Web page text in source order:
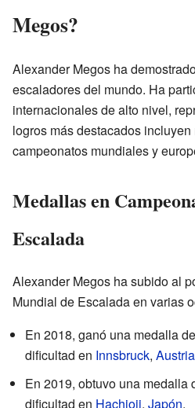
Megos?
Alexander Megos ha
escaladores del mundo. Ha
internacionales de alto nivel,
logros más destacados
campeonatos mundiales y
Medallas en
Escalada
Alexander Megos ha subido al
Mundial de Escalada en varias
En 2018, ganó una medalla
dificultad en Innsbruck, Austria
En 2019, obtuvo una medalla
dificultad en Hachioji, Japón.